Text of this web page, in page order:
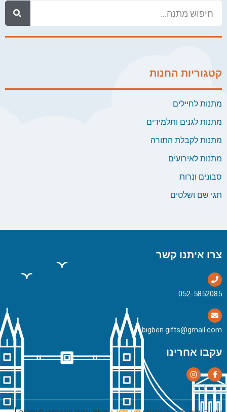
קטגוריות החנות
מתנות לחיילים
מתנות לגנים ותלמידים
מתנות לקבלת התורה
מתנות לאירועים
סבונים ונרות
תגי שם ושלטים
צרו איתנו קשר
bigben.gifts@gmail.com
עקבו אחרינו